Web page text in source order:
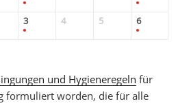
3 4 5 6
und Hygieneregeln für
formuliert worden, die für alle